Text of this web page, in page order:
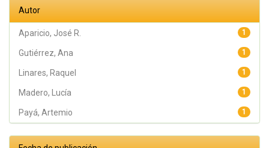
Autor
1
Aparicio, José R.
1
Gutiérrez, Ana
1
Linares, Raquel
1
Madero, Lucía
1
Payá, Artemio